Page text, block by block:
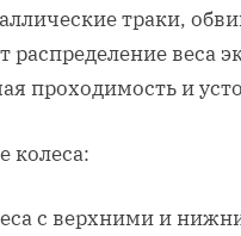
траки,
распределение веса
проходимость и
колеса:
с верхними и